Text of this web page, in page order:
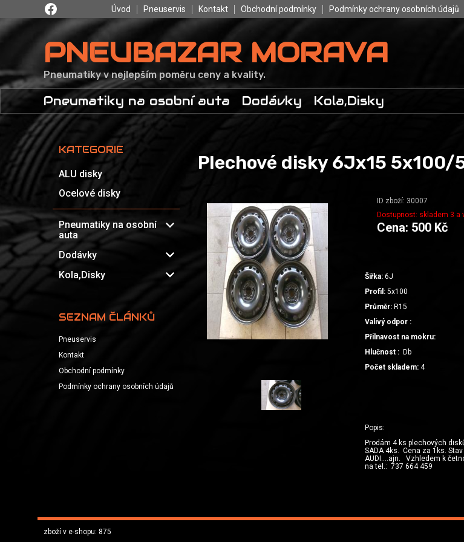
Úvod Pneuservis Kontakt Obchodní podmínky Podmínky ochrany osobních údajů
PNEUBAZAR MORAVA
Pneumatiky v nejlepším poměru ceny a kvality.
Pneumatiky na osobní auta Dodávky Kola,Disky
KATEGORIE
ALU disky
Ocelové disky
Pneumatiky na osobní
auta
expand_more
Dodávky expand_more
Kola,Disky expand_more
SEZNAM ČLÁNKŮ
Pneuservis
Kontakt
Obchodní podmínky
Podmínky ochrany osobních údajů
Plechové disky 6Jx15 5x100/
Šiřka: 6J
Profil: 5x100
Průměr: R15
Valivý odpor :
Přilnavost na mokru:
Hlučnost : Db
Počet skladem: 4
Popis:
Prodám 4 ks plechových
SADA 4ks. Cena za 1ks. Stav
AUDI….ajn. Vzhledem k
na tel.: 737 664 459
ID zboží: 30007
Dostupnost: skladem 3 a
Cena: 500 Kč
zboží v e-shopu: 875